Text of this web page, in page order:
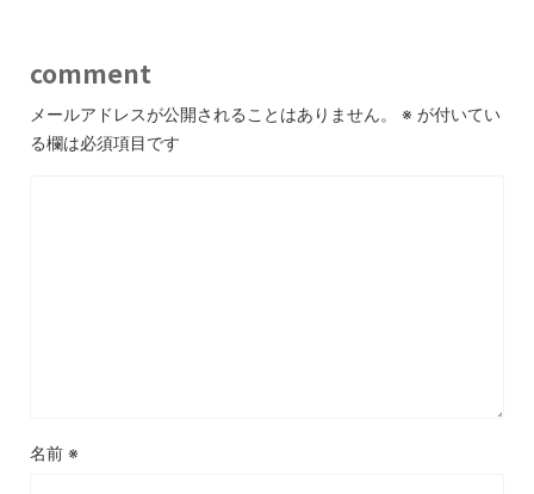
comment
メールアドレスが公開されることはありません。 ※ が付いてい
る欄は必須項目です
名前 ※